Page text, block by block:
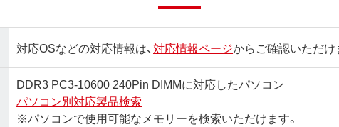
対応OSなどの対応情報は、対応情報ページからご確認いただけ
DDR3 PC3-10600 240Pin DIMMに対応したパソコン
パソコン別対応製品検索
※パソコンで使用可能なメモリーを検索いただけます。